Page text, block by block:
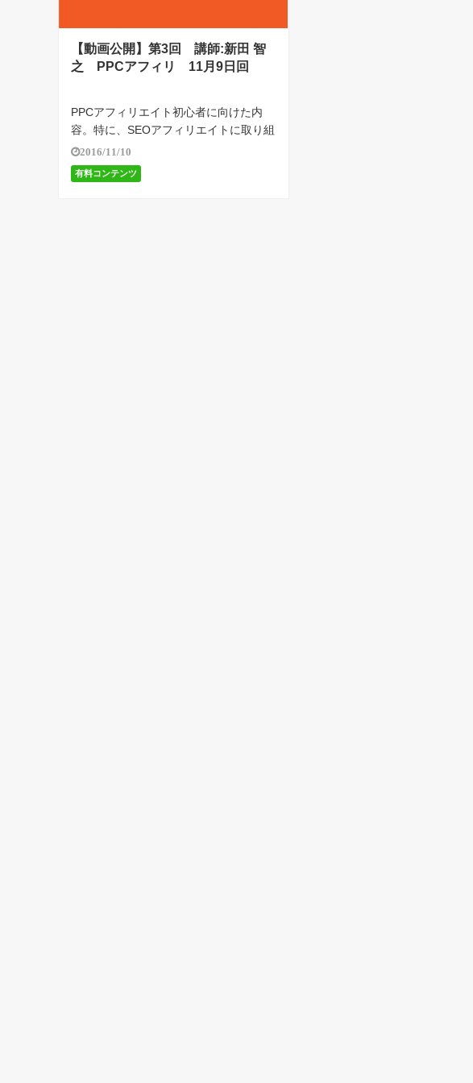
【動画公開】第3回 講師:新田 智
之 PPCアフィリ 11月9日回
PPCアフィリエイト初心者に向けた内
容。特に、SEOアフィリエイトに取り組
んでいる人が、PPCアフィリエイトにチ
ャレンジする際に気をつけるべき点をま
とめています。
2016/11/10
有料コンテンツ